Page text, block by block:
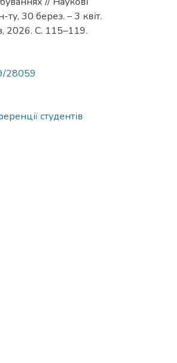
ту, 30 берез. – 3 квіт.
2026. С. 115–119.
28059
студентів